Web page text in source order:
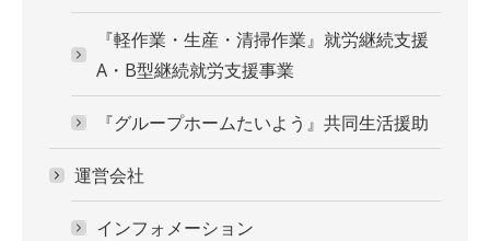
『軽作業・生産・清掃作業』就労継続支援
A・B型継続就労支援事業
『グループホームたいよう』共同生活援助
運営会社
インフォメーション